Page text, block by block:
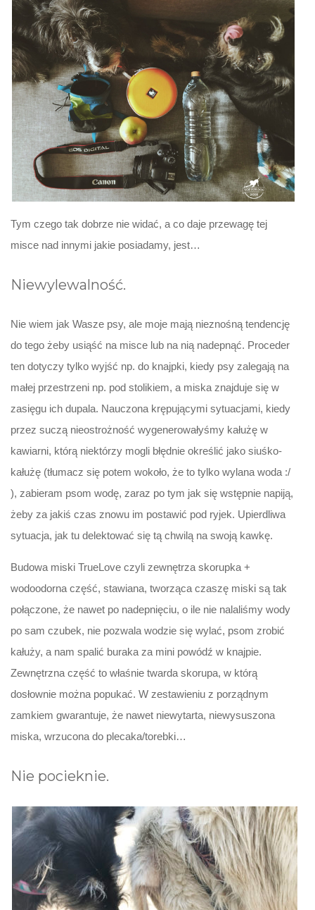
Tym czego tak dobrze nie widać, a co daje przewagę tej
misce nad innymi jakie posiadamy, jest…
Niewylewalność.
Nie wiem jak Wasze psy, ale moje mają nieznośną tendencję
do tego żeby usiąść na misce lub na nią nadepnąć. Proceder
ten dotyczy tylko wyjść np. do knajpki, kiedy psy zalegają na
małej przestrzeni np. pod stolikiem, a miska znajduje się w
zasięgu ich dupala. Nauczona krępującymi sytuacjami, kiedy
przez suczą nieostrożność wygenerowałyśmy kałużę w
kawiarni, którą niektórzy mogli błędnie określić jako siuśko-
kałużę (tłumacz się potem wokoło, że to tylko wylana woda :/
), zabieram psom wodę, zaraz po tym jak się wstępnie napiją,
żeby za jakiś czas znowu im postawić pod ryjek. Upierdliwa
sytuacja, jak tu delektować się tą chwilą na swoją kawkę.
Budowa miski TrueLove czyli zewnętrza skorupka +
wodoodorna część, stawiana, tworząca czaszę miski są tak
połączone, że nawet po nadepnięciu, o ile nie nalaliśmy wody
po sam czubek, nie pozwala wodzie się wylać, psom zrobić
kałuży, a nam spalić buraka za mini powódź w knajpie.
Zewnętrzna część to właśnie twarda skorupa, w którą
dosłownie można popukać. W zestawieniu z porządnym
zamkiem gwarantuje, że nawet niewytarta, niewysuszona
miska, wrzucona do plecaka/torebki…
Nie pocieknie.